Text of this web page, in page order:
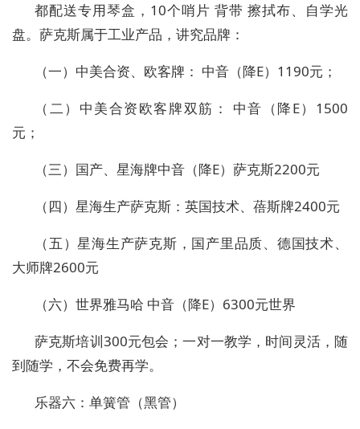
都配送专用琴盒，10个哨片 背带 擦拭布、自学光
盘。萨克斯属于工业产品，讲究品牌：
（一）中美合资、欧客牌： 中音（降E）1190元；
（二）中美合资欧客牌双筋： 中音（降E）1500
元；
（三）国产、星海牌中音（降E）萨克斯2200元
（四）星海生产萨克斯：英国技术、蓓斯牌2400元
（五）星海生产萨克斯，国产里品质、德国技术、
大师牌2600元
（六）世界雅马哈 中音（降E）6300元世界
萨克斯培训300元包会；一对一教学，时间灵活，随
到随学，不会免费再学。
乐器六：单簧管（黑管）